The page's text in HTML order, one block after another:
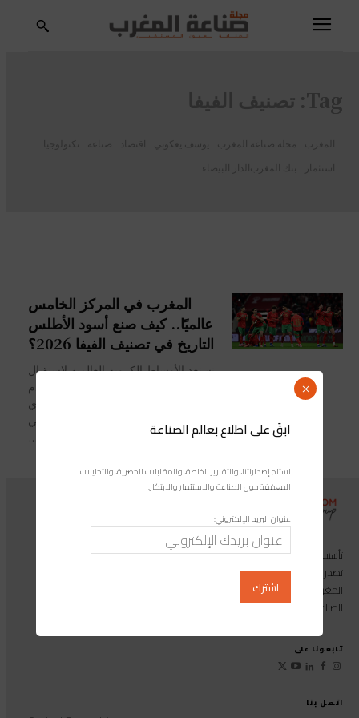
Tag: تصنيف الفيفا
المغرب مجلة صناعة المغرب يوسف يعكوبي اقتصاد صناعة
تكنولوجيا
استثمار
بنك المغرب الدار البيضاء
المغرب في المركز الخامس
عالميًا.. كيف صنع أسود الأطلس
التاريخ في تصنيف الفيفا 2026؟
تستعد الأوساط الكروية العالمية لاستقبال
التصنيف الجديد للاتحاد الدولي لكرة القدم
(فيفا) في الأول من أبريل المقبل، والذي
سيحمل إعلاناً تاريخياً: المنتخب المغربي
ضمن...
اتصل بنا
تأسست مجموعة إندوستريكوم عام 2013، وهي مجموعة إعلامية متخصصة
تصدر المجلة الرائدة المخصصة للصناعة والاستثمار والابتكار: مجلة «صناعة
المغرب»، بالإضافة إلى أول منصة رقمية موجهة لخدمة المهنيين في القطاع
الصناعي.
تابعونا على
ابقَ على اطلاع بعالم الصناعة
استلم إصداراتنا، والتقارير الخاصة، والمقابلات الحصرية، والتحليلات
المعمّقة حول الصناعة والاستثمار والابتكار.
عنوان البريد الإلكتروني:
×